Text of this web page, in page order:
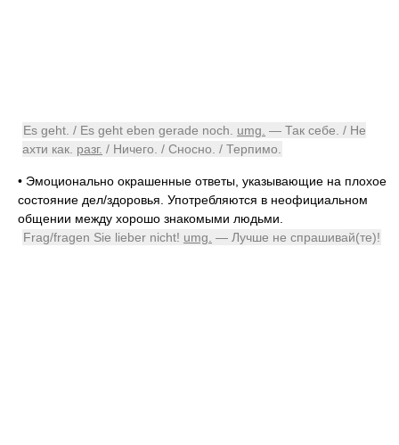
Es geht. / Es geht eben gerade noch. umg. — Так себе. / Не
ахти как. разг. / Ничего. / Сносно. / Терпимо.
• Эмоционально окрашенные ответы, указывающие на плохое
состояние дел/здоровья. Употребляются в неофициальном
общении между хорошо знакомыми людьми.
Frag/fragen Sie lieber nicht! umg. — Лучше не спрашивай(те)!